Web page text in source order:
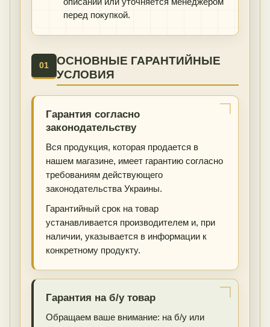
перед покупкой.
01
ОСНОВНЫЕ ГАРАНТИЙНЫЕ
УСЛОВИЯ
Гарантия согласно
законодательству
Вся продукция, которая продается в
нашем магазине, имеет гарантию согласно
требованиям действующего
законодательства Украины.
Гарантийный срок на товар
устанавливается производителем и, при
наличии, указывается в информации к
конкретному продукту.
Гарантия на б/у товар
Обращаем ваше внимание: на б/у или